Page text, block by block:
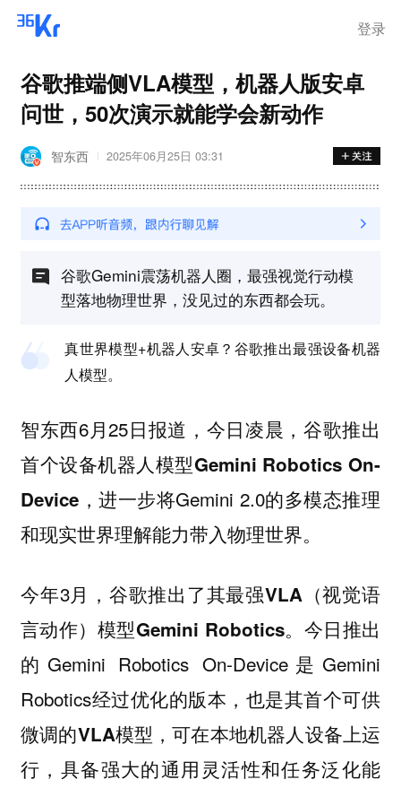
登录
谷歌推端侧VLA模型，机器人版安卓
问世，50次演示就能学会新动作
智东西 2025年06月25日 03:31
谷歌Gemini震荡机器人圈，最强视觉行动模
型落地物理世界，没见过的东西都会玩。
真世界模型+机器人安卓？谷歌推出最强设备机器
人模型。
智东西6月25日报道，今日凌晨，谷歌推出
首个设备机器人模型Gemini Robotics On-
Device，进一步将Gemini 2.0的多模态推理
和现实世界理解能力带入物理世界。
今年3月，谷歌推出了其最强VLA（视觉语
言动作）模型Gemini Robotics。今日推出
的Gemini Robotics On-Device是Gemini
Robotics经过优化的版本，也是其首个可供
微调的VLA模型 ，可在本地机器人设备上运
行，具备强大的通用灵活性和任务泛化能